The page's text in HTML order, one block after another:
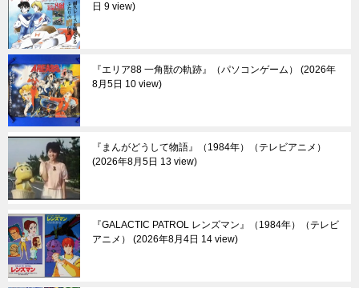
日 9 view
『エリア88 一角獣の軌跡』（パソコンゲーム）
2026年
8月5日 10 view
『まんがどうして物語』（1984年）（テレビアニメ）
2026年8月5日 13 view
『GALACTIC PATROL レンズマン』（1984年）（テレビ
アニメ）
2026年8月4日 14 view